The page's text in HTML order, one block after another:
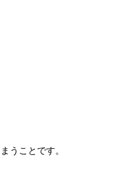
うことです。